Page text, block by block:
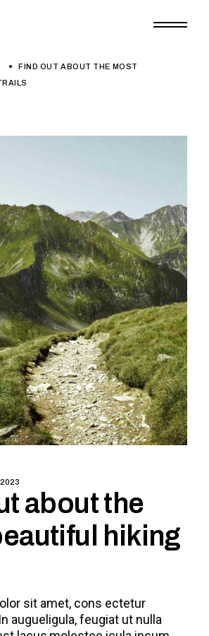
FIND OUT ABOUT THE MOST
2023
about the
hiking
sit amet, cons ectetur
augueligula, feugiat ut nulla